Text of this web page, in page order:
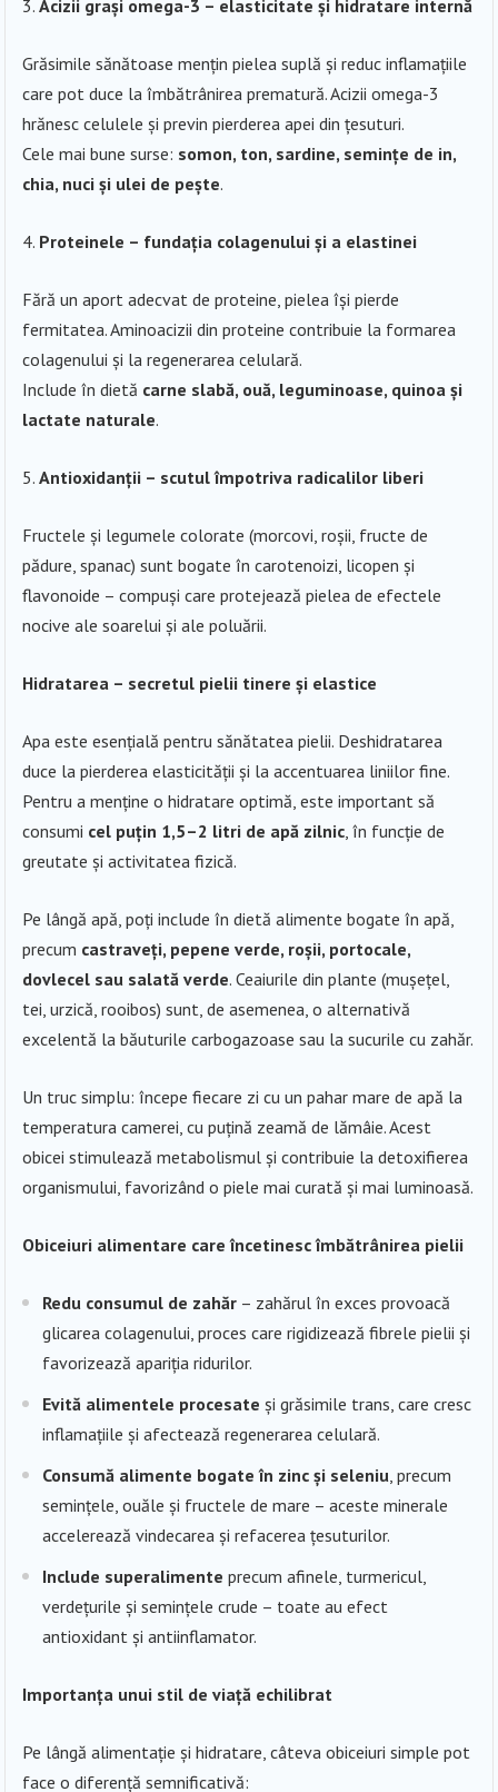
Acizii grași omega-3 – elasticitate și hidratare internă
Grăsimile sănătoase mențin pielea suplă și reduc inflamațiile
care pot duce la îmbătrânirea prematură. Acizii omega-3
hrănesc celulele și previn pierderea apei din țesuturi.
Cele mai bune surse: somon, ton, sardine, semințe de in,
chia, nuci și ulei de pește.
Proteinele – fundația colagenului și a elastinei
Fără un aport adecvat de proteine, pielea își pierde
fermitatea. Aminoacizii din proteine contribuie la formarea
colagenului și la regenerarea celulară.
Include în dietă carne slabă, ouă, leguminoase, quinoa și
lactate naturale.
Antioxidanții – scutul împotriva radicalilor liberi
Fructele și legumele colorate (morcovi, roșii, fructe de
pădure, spanac) sunt bogate în carotenoizi, licopen și
flavonoide – compuși care protejează pielea de efectele
nocive ale soarelui și ale poluării.
Hidratarea – secretul pielii tinere și elastice
Apa este esențială pentru sănătatea pielii. Deshidratarea
duce la pierderea elasticității și la accentuarea liniilor fine.
Pentru a menține o hidratare optimă, este important să
consumi cel puțin 1,5–2 litri de apă zilnic , în funcție de
greutate și activitatea fizică.
Pe lângă apă, poți include în dietă alimente bogate în apă,
precum castraveți, pepene verde, roșii, portocale,
dovlecel sau salată verde. Ceaiurile din plante (mușețel,
tei, urzică, rooibos) sunt, de asemenea, o alternativă
excelentă la băuturile carbogazoase sau la sucurile cu zahăr.
Un truc simplu: începe fiecare zi cu un pahar mare de apă la
temperatura camerei, cu puțină zeamă de lămâie. Acest
obicei stimulează metabolismul și contribuie la detoxifierea
organismului, favorizând o piele mai curată și mai luminoasă.
Obiceiuri alimentare care încetinesc îmbătrânirea pielii
Redu consumul de zahăr – zahărul în exces provoacă
glicarea colagenului, proces care rigidizează fibrele pielii și
favorizează apariția ridurilor.
Evită alimentele procesate și grăsimile trans, care cresc
inflamațiile și afectează regenerarea celulară.
Consumă alimente bogate în zinc și seleniu , precum
semințele, ouăle și fructele de mare – aceste minerale
accelerează vindecarea și refacerea țesuturilor.
Include superalimente precum afinele, turmericul,
verdețurile și semințele crude – toate au efect
antioxidant și antiinflamator.
Importanța unui stil de viață echilibrat
Pe lângă alimentație și hidratare, câteva obiceiuri simple pot
face o diferență semnificativă: